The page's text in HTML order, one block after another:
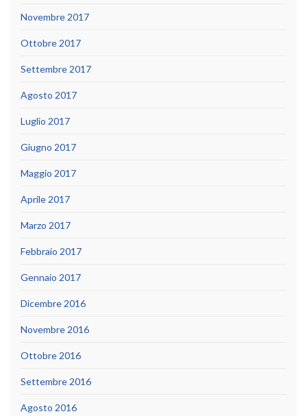
Novembre 2017
Ottobre 2017
Settembre 2017
Agosto 2017
Luglio 2017
Giugno 2017
Maggio 2017
Aprile 2017
Marzo 2017
Febbraio 2017
Gennaio 2017
Dicembre 2016
Novembre 2016
Ottobre 2016
Settembre 2016
Agosto 2016